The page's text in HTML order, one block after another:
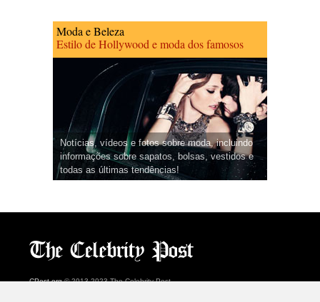
Moda e Beleza
Estilo de Hollywood e moda dos famosos
Notícias, vídeos e fotos sobre moda, incluindo
informações sobre sapatos, bolsas, vestidos e
todas as últimas tendências!
CPost.org© 2013-2023 The Celebrity Post.